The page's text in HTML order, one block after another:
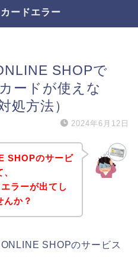
ードエラー
SHOPで
ードが使えな
処方法）
2024年6月12日
SHOPのサービ
ラーが出てし
んか？
SHOPのサービス